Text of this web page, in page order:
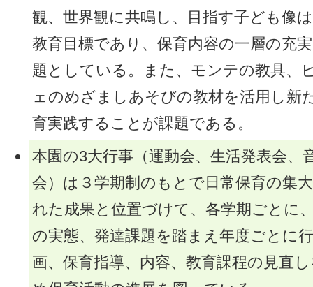
観、世界観に共鳴し、目指す子ども像
教育目標であり、保育内容の一層の充
題としている。また、モンテの教具、
ェのめざましあそびの教材を活用し新
育実践することが課題である。
本園の3大行事（運動会、生活発表会、
会）は３学期制のもとで日常保育の集
れた成果と位置づけて、各学期ごとに
の実態、発達課題を踏まえ年度ごとに
画、保育指導、内容、教育課程の見直